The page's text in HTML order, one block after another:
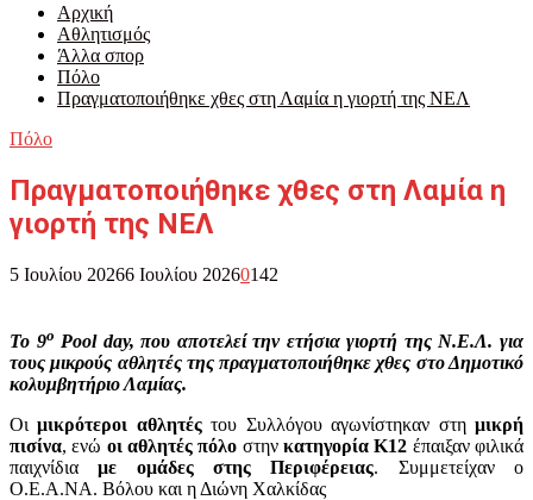
Αρχική
Αθλητισμός
Άλλα σπορ
Πόλο
Πραγματοποιήθηκε χθες στη Λαμία η γιορτή της ΝΕΛ
Πόλο
Πραγματοποιήθηκε χθες στη Λαμία η
γιορτή της ΝΕΛ
5 Ιουλίου 20266 Ιουλίου 20260142
Το 9ο Pool day, που αποτελεί την ετήσια γιορτή της Ν.Ε.Λ. για
τους μικρούς αθλητές της πραγματοποιήθηκε χθες στο Δημοτικό
κολυμβητήριο Λαμίας.
Οιμικρότεροι αθλητέςτου Συλλόγου αγωνίστηκαν στημικρή
πισίνα, ενώ οι αθλητές πόλο στηνκατηγορία Κ12 έπαιξαν φιλικά
παιχνίδιαμε ομάδες στης Περιφέρειας. Συμμετείχαν ο
Ο.Ε.Α.ΝΑ. Βόλου και η Διώνη Χαλκίδας